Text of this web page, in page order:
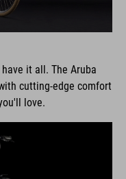
it all. The Aruba
cutting-edge comfort
love.